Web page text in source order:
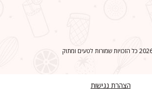
הצהרת נגישות